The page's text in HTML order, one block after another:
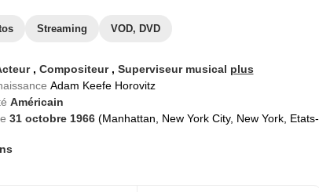
Streaming VOD, DVD
, Compositeur , Superviseur musical plus
Adam Keefe Horovitz
Américain
31 octobre 1966 (Manhattan, New York City, New York, Etats-